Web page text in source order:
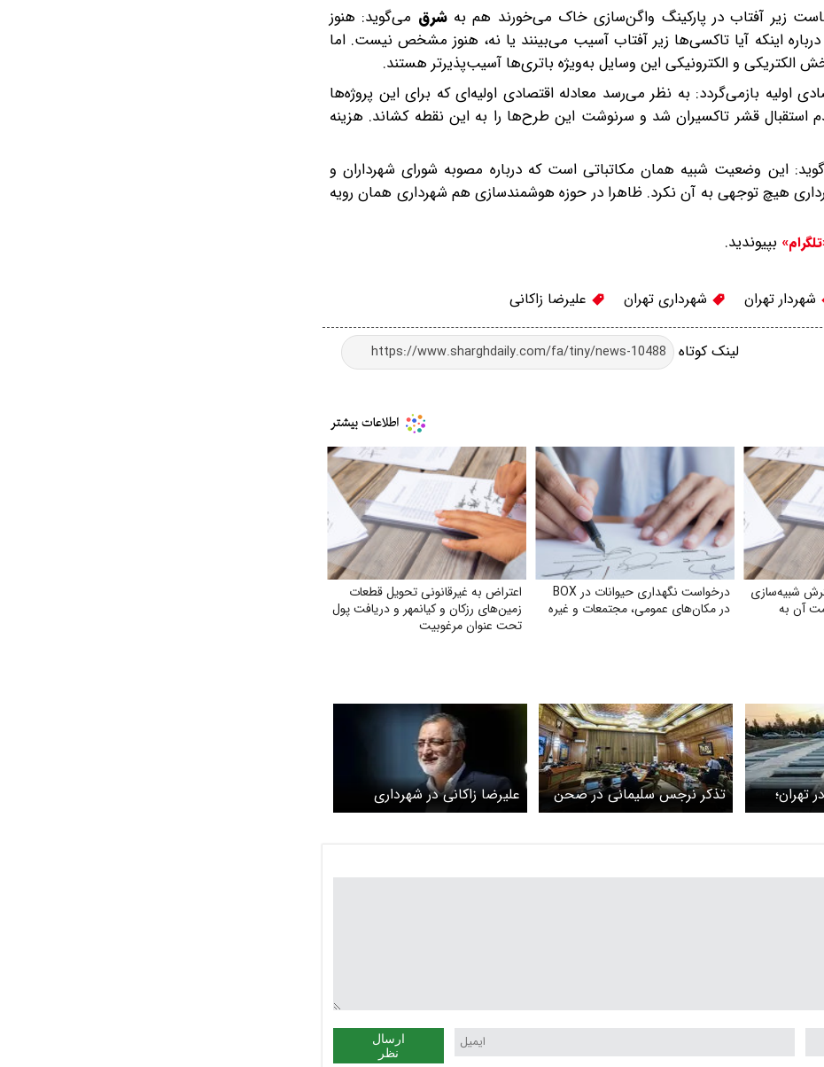
زیر آفتاب در پارکینگ واگن‌سازی خاک می‌خورند هم بهشرق می‌گوید: هنوز
اینکه آیا تاکسی‌ها زیر آفتاب آسیب می‌بینند یا نه، هنوز مشخص نیست. اما
الکتریکی و الکترونیکی این وسایل به‌ویژه باتری‌ها آسیب‌پذیرتر هستند.
بازمی‌گردد: به نظر می‌رسد معادله اقتصادی اولیه‌ای که برای این پروژه‌ها
قشر تاکسیران شد و سرنوشت این طرح‌ها را به این نقطه کشاند. هزینه
این وضعیت شبیه همان مکاتباتی است که درباره مصوبه شورای شهرداران و
هیچ توجهی به آن نکرد. ظاهرا در حوزه هوشمندسازی هم شهرداری همان رویه
بپیوندید.
شهردار تهران شهرداری تهران علیرضا زاکانی
لینک کوتاه
شبیه‌سازی
آن به
درخواست نگهداری حیوانات در BOX
در مکان‌های عمومی، مجتمعات و غیره
اعتراض به غیرقانونی تحویل قطعات
زمین‌های رزکان و کیانمهر و دریافت پول
تحت عنوان مرغوبیت
تهران؛
تذکر نرجس سلیمانی در صحن
شورای شهر تهران: زاکانی از
علیرضا زاکانی در شهرداری
می‌ماند؟/ ویدیو
ارسال
نظر